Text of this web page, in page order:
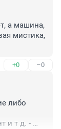
а машина,
мистика,
+0 –0
либо
и т д. -